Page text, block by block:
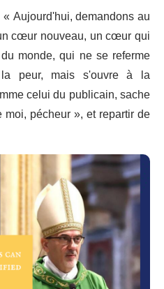
Aujourd'hui, demandons au
cœur nouveau, un cœur qui
monde, qui ne se referme
peur, mais s'ouvre à la
celui du publicain, sache
pécheur », et repartir de